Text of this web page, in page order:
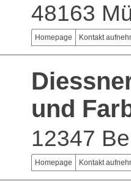
48163
Homepage Kontakt
und
12347
Homepage Kontakt